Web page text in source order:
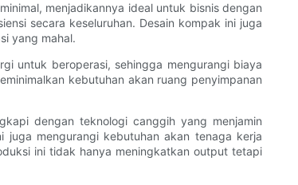
menjadikannya ideal untuk bisnis dengan
secara keseluruhan. Desain kompak ini juga
yang mahal.
untuk beroperasi, sehingga mengurangi biaya
kebutuhan akan ruang penyimpanan
dengan teknologi canggih yang menjamin
juga mengurangi kebutuhan akan tenaga kerja
ini tidak hanya meningkatkan output tetapi